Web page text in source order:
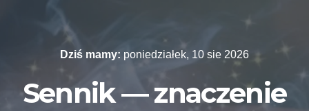
Dziś mamy: poniedziałek, 10 sie 2026
Sennik — znaczenie